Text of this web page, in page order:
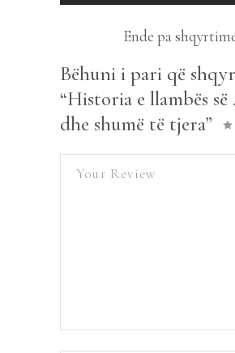
Ende pa
Bëhuni i pari që
“Historia e llambës
dhe shumë të tjera”